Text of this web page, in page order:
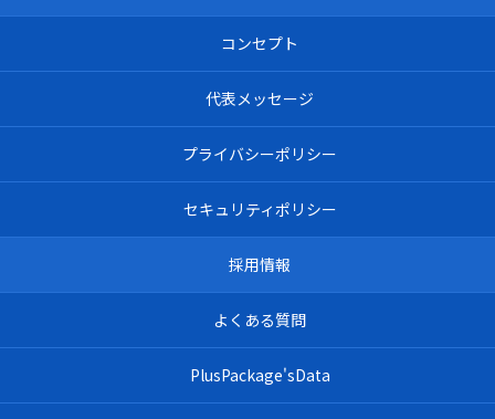
コンセプト
代表メッセージ
プライバシーポリシー
セキュリティポリシー
採用情報
よくある質問
PlusPackage'sData